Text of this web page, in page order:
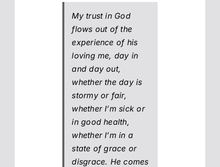
My trust in God
flows out of the
experience of his
loving me, day in
and day out,
whether the day is
stormy or fair,
whether I’m sick or
in good health,
whether I’m in a
state of grace or
disgrace. He comes